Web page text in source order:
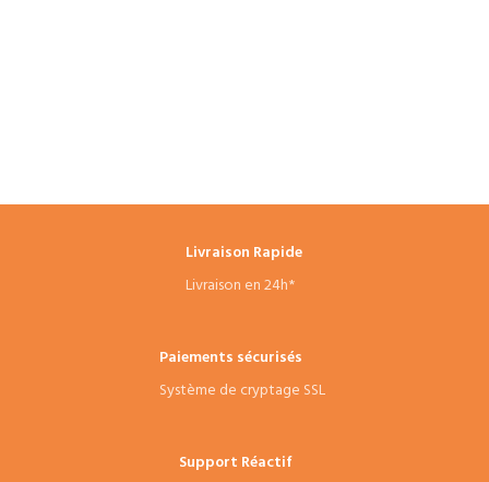
Livraison Rapide
Livraison en 24h*
Paiements sécurisés
Système de cryptage SSL
Support Réactif